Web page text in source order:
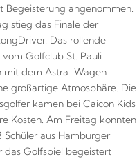
Begeisterung angenommen.
stieg das Finale der
Das rollende
Golfclub St. Pauli
mit dem Astra-Wagen
großartige Atmosphäre. Die
kamen bei Caicon Kids
Kosten. Am Freitag konnten
Schüler aus Hamburger
das Golfspiel begeistert